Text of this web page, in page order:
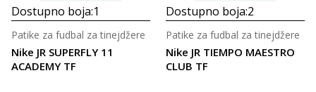
Dostupno boja:1
Nike JR SUPERFLY 11
ACADEMY TF
Patike za fudbal za tinejdžere
Dostupno boja:2
Nike JR TIEMPO MAESTRO
CLUB TF
Patike za fudbal za tinejdžere